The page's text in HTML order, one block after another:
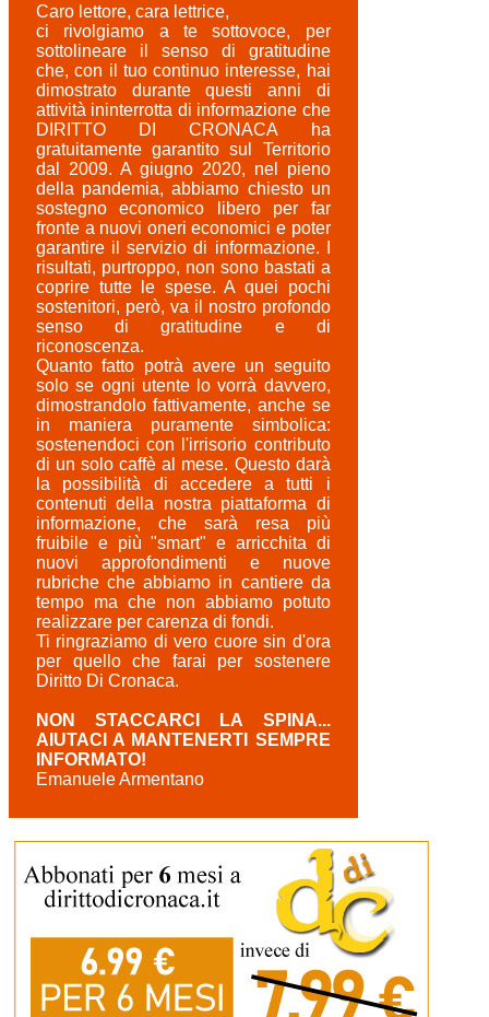
Caro lettore, cara lettrice,
ci rivolgiamo a te sottovoce, per
sottolineare il senso di gratitudine
che, con il tuo continuo interesse, hai
dimostrato durante questi anni di
attività ininterrotta di informazione che
DIRITTO DI CRONACA ha
gratuitamente garantito sul Territorio
dal 2009. A giugno 2020, nel pieno
della pandemia, abbiamo chiesto un
sostegno economico libero per far
fronte a nuovi oneri economici e poter
garantire il servizio di informazione. I
risultati, purtroppo, non sono bastati a
coprire tutte le spese. A quei pochi
sostenitori, però, va il nostro profondo
senso di gratitudine e di
riconoscenza.
Quanto fatto potrà avere un seguito
solo se ogni utente lo vorrà davvero,
dimostrandolo fattivamente, anche se
in maniera puramente simbolica:
sostenendoci con l'irrisorio contributo
di un solo caffè al mese. Questo darà
la possibilità di accedere a tutti i
contenuti della nostra piattaforma di
informazione, che sarà resa più
fruibile e più "smart" e arricchita di
nuovi approfondimenti e nuove
rubriche che abbiamo in cantiere da
tempo ma che non abbiamo potuto
realizzare per carenza di fondi.
Ti ringraziamo di vero cuore sin d'ora
per quello che farai per sostenere
Diritto Di Cronaca.
NON STACCARCI LA SPINA...
AIUTACI A MANTENERTI SEMPRE
INFORMATO!
Emanuele Armentano